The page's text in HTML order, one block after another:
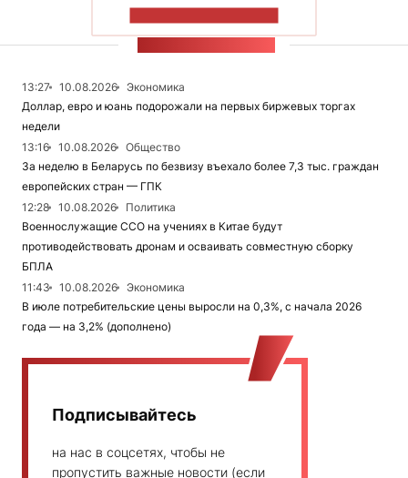
13:27 10.08.2026
Экономика
Доллар, евро и юань подорожали на первых биржевых торгах
недели
13:16
10.08.2026
Общество
За неделю в Беларусь по безвизу въехало более 7,3 тыс. граждан
европейских стран — ГПК
12:28
10.08.2026
Политика
Военнослужащие ССО на учениях в Китае будут
противодействовать дронам и осваивать совместную сборку
БПЛА
11:43
10.08.2026
Экономика
В июле потребительские цены выросли на 0,3%, с начала 2026
года — на 3,2% (дополнено)
Подписывайтесь
на нас в соцсетях, чтобы не
пропустить важные новости (если